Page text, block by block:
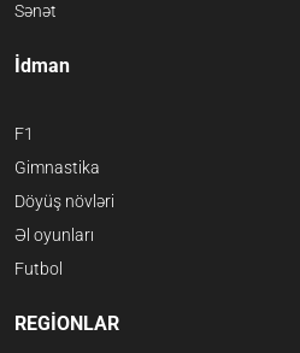
Sənət
İdman
F1
Gimnastika
Döyüş növləri
Əl oyunları
Futbol
REGİONLAR